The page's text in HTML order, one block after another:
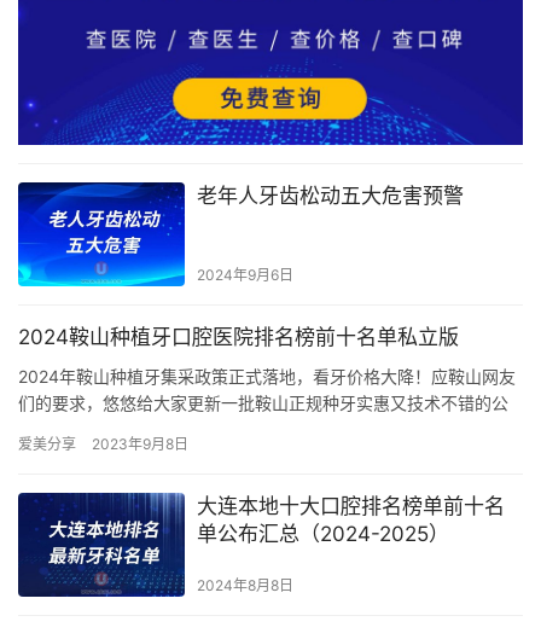
老年人牙齿松动五大危害预警
2024年9月6日
2024鞍山种植牙口腔医院排名榜前十名单私立版
2024年鞍山种植牙集采政策正式落地，看牙价格大降！应鞍山网友
们的要求，悠悠给大家更新一批鞍山正规种牙实惠又技术不错的公
为…
爱美分享 2023年9月8日
大连本地十大口腔排名榜单前十名
单公布汇总（2024-2025）
2024年8月8日